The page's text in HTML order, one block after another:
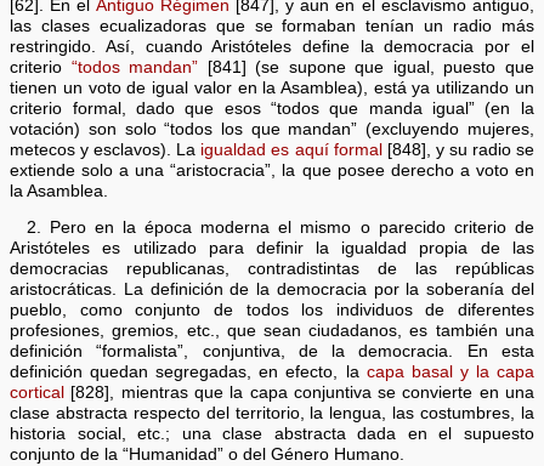
[62]. En el Antiguo Régimen [847], y aun en el esclavismo antiguo,
las clases ecualizadoras que se formaban tenían un radio más
restringido. Así, cuando Aristóteles define la democracia por el
criterio “todos mandan” [841] (se supone que igual, puesto que
tienen un voto de igual valor en la Asamblea), está ya utilizando un
criterio formal, dado que esos “todos que manda igual” (en la
votación) son solo “todos los que mandan” (excluyendo mujeres,
metecos y esclavos). La igualdad es aquí formal
[848], y su radio se
extiende solo a una “aristocracia”, la que posee derecho a voto en
la Asamblea.
2. Pero en la época moderna el mismo o parecido criterio de
Aristóteles es utilizado para definir la igualdad propia de las
democracias republicanas, contradistintas de las repúblicas
aristocráticas. La definición de la democracia por la soberanía del
pueblo, como conjunto de todos los individuos de diferentes
profesiones, gremios, etc., que sean ciudadanos, es también una
definición “formalista”, conjuntiva, de la democracia. En esta
definición quedan segregadas, en efecto, la capa basal y la capa
cortical
[828], mientras que la capa conjuntiva se convierte en una
clase abstracta respecto del territorio, la lengua, las costumbres, la
historia social, etc.; una clase abstracta dada en el supuesto
conjunto de la “Humanidad” o del Género Humano.